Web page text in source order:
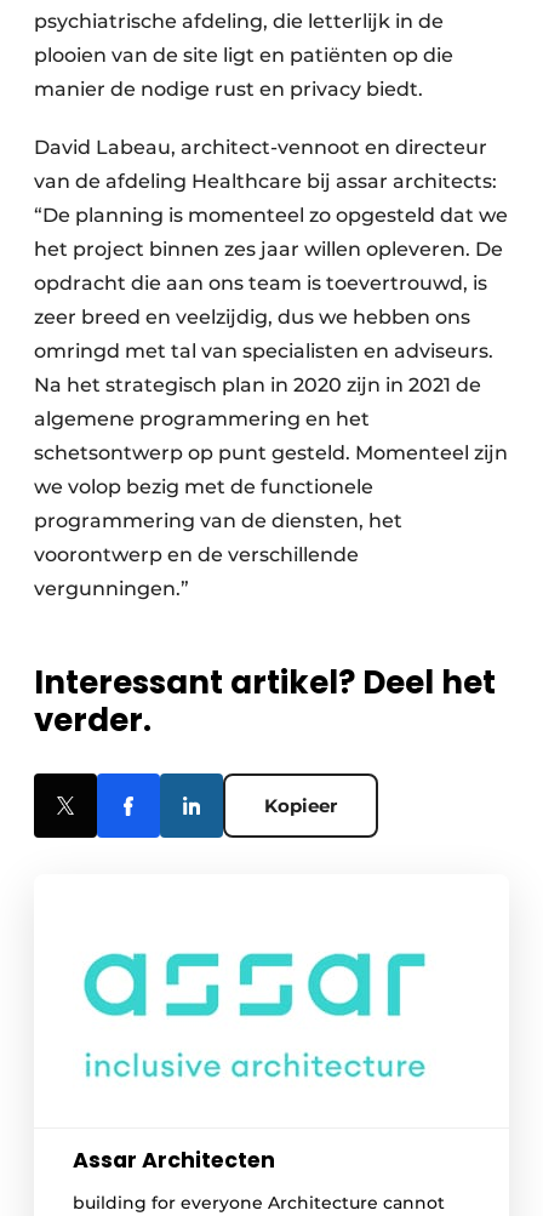
psychiatrische afdeling, die letterlijk in de
plooien van de site ligt en patiënten op die
manier de nodige rust en privacy biedt.
David Labeau, architect-vennoot en directeur
van de afdeling Healthcare bij assar architects:
“De planning is momenteel zo opgesteld dat we
het project binnen zes jaar willen opleveren. De
opdracht die aan ons team is toevertrouwd, is
zeer breed en veelzijdig, dus we hebben ons
omringd met tal van specialisten en adviseurs.
Na het strategisch plan in 2020 zijn in 2021 de
algemene programmering en het
schetsontwerp op punt gesteld. Momenteel zijn
we volop bezig met de functionele
programmering van de diensten, het
voorontwerp en de verschillende
vergunningen.”
Interessant artikel? Deel het
verder.
Kopieer
Assar Architecten
building for everyone Architecture cannot